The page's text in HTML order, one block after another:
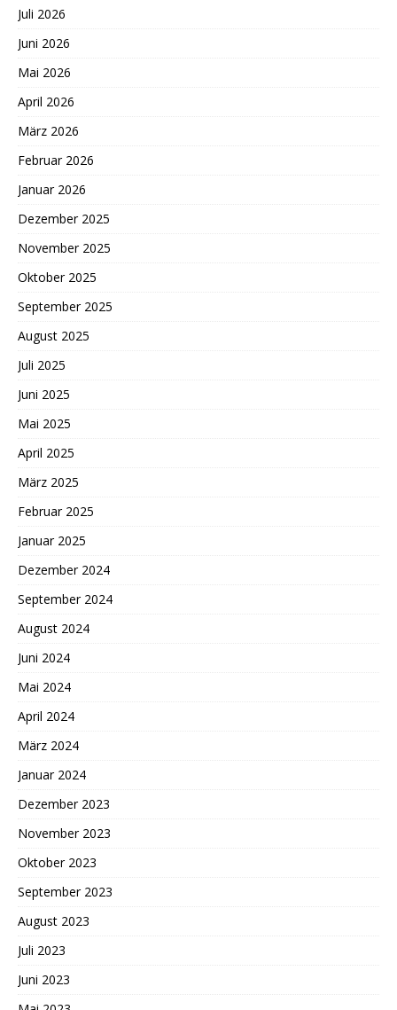
Juli 2026
Juni 2026
Mai 2026
April 2026
März 2026
Februar 2026
Januar 2026
Dezember 2025
November 2025
Oktober 2025
September 2025
August 2025
Juli 2025
Juni 2025
Mai 2025
April 2025
März 2025
Februar 2025
Januar 2025
Dezember 2024
September 2024
August 2024
Juni 2024
Mai 2024
April 2024
März 2024
Januar 2024
Dezember 2023
November 2023
Oktober 2023
September 2023
August 2023
Juli 2023
Juni 2023